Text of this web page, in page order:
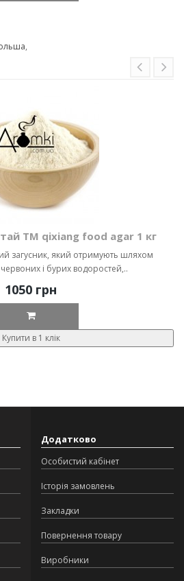
,
ТМ qixiang food agar 1 кг
загусник, який отримують шляхом
і бурих водоростей,..
1050 грн
Купити в 1 клік
Додатково
Особистий кабінет
Історія замовлень
Закладки
Повернення товару
Виробники